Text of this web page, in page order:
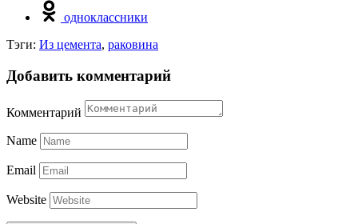
одноклассники
Тэги: Из цемента, раковина
Добавить комментарий
Комментарий
Name
Email
Website